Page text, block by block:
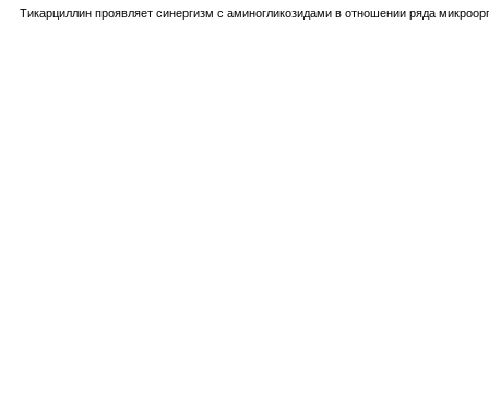
Тикарциллин проявляет синергизм с аминогликозидами в отношении ряда